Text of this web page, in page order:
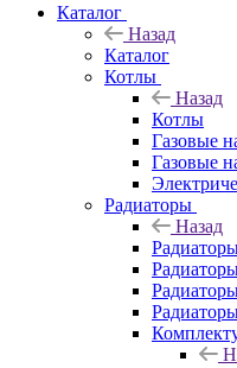
Каталог
Назад
Каталог
Котлы
Назад
Котлы
Газовые
Газовые
Радиаторы
Назад